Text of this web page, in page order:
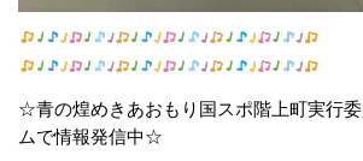
☆青の煌めきあおもり国スポ階上町実行
ムで情報発信中☆